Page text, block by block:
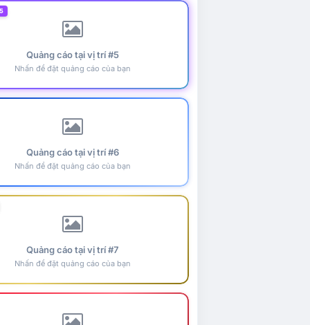
Quảng cáo tại vị trí #5
Nhấn để đặt quảng cáo của bạn
Quảng cáo tại vị trí #6
Nhấn để đặt quảng cáo của bạn
Quảng cáo tại vị trí #7
Nhấn để đặt quảng cáo của bạn